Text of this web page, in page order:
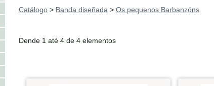
Catálogo > Banda diseñada > Os pequenos Barbanzóns
Dende 1 até 4 de 4 elementos